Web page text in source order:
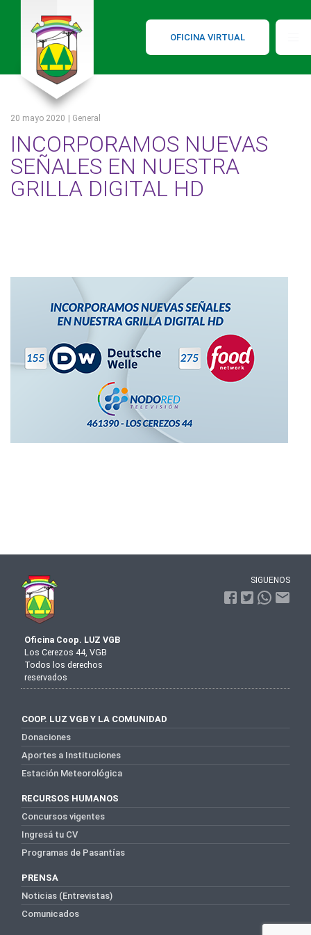
OFICINA VIRTUAL
20 mayo 2020 | General
INCORPORAMOS NUEVAS
SEÑALES EN NUESTRA
GRILLA DIGITAL HD
Oficina Coop. LUZ VGB
Los Cerezos 44, VGB
Todos los derechos
reservados
SIGUENOS
COOP. LUZ VGB Y LA COMUNIDAD
Donaciones
Aportes a Instituciones
Estación Meteorológica
RECURSOS HUMANOS
Concursos vigentes
Ingresá tu CV
Programas de Pasantías
PRENSA
Noticias (Entrevistas)
Comunicados